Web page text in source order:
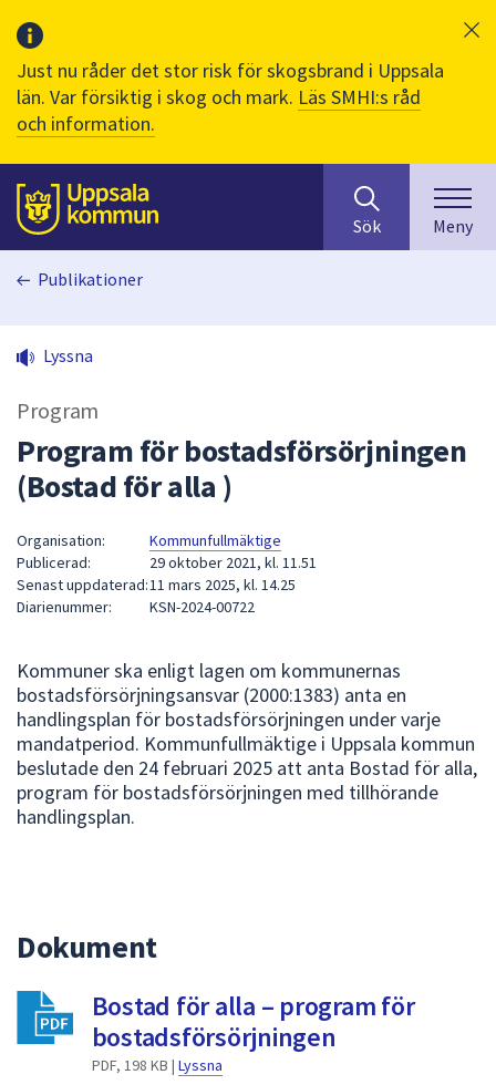
Just nu råder det stor risk för skogsbrand i Uppsala
län. Var försiktig i skog och mark. Läs SMHI:s råd
och information.
Till sidans
huvudinnehåll
efter
innehåll
på
sökfältet
kommer
för
att
navigera
mellan
sökförslagen
dem.
Sök Meny
Publikationer
Lyssna
Program
Program för bostadsförsörjningen
(Bostad för alla )
Organisation:
Kommunfullmäktige
Publicerad:
29 oktober 2021, kl. 11.51
Senast uppdaterad:11 mars 2025, kl. 14.25
Diarienummer:
KSN-2024-00722
Kommuner ska enligt lagen om kommunernas
bostadsförsörjningsansvar (2000:1383) anta en
handlingsplan för bostadsförsörjningen under varje
mandatperiod. Kommunfullmäktige i Uppsala kommun
beslutade den 24 februari 2025 att anta Bostad för alla,
program för bostadsförsörjningen med tillhörande
handlingsplan.
Dokument
Bostad för alla – program för
bostadsförsörjningen
PDF, 198 KB | Lyssna